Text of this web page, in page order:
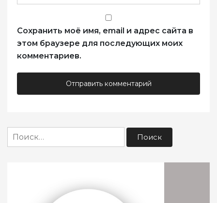
Сохранить моё имя, email и адрес сайта в
этом браузере для последующих моих
комментариев.
Найти: